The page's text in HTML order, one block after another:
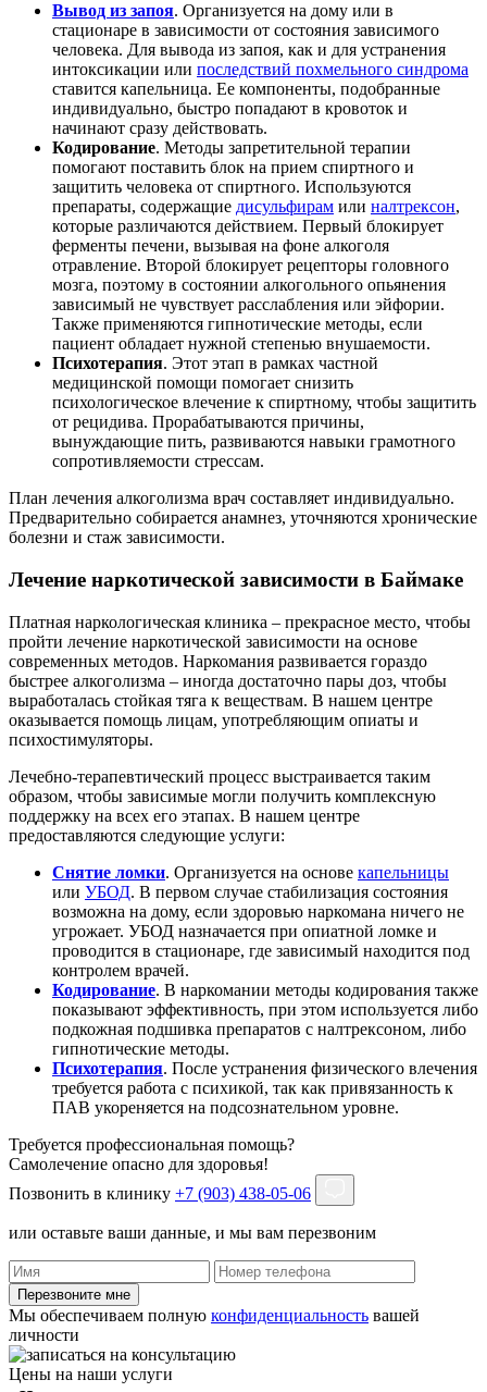
Вывод из запоя. Организуется на дому или в
стационаре в зависимости от состояния зависимого
человека. Для вывода из запоя, как и для устранения
интоксикации или последствий похмельного синдрома
ставится капельница. Ее компоненты, подобранные
индивидуально, быстро попадают в кровоток и
начинают сразу действовать.
Кодирование. Методы запретительной терапии
помогают поставить блок на прием спиртного и
защитить человека от спиртного. Используются
препараты, содержащие дисульфирам или налтрексон,
которые различаются действием. Первый блокирует
ферменты печени, вызывая на фоне алкоголя
отравление. Второй блокирует рецепторы головного
мозга, поэтому в состоянии алкогольного опьянения
зависимый не чувствует расслабления или эйфории.
Также применяются гипнотические методы, если
пациент обладает нужной степенью внушаемости.
Психотерапия. Этот этап в рамках частной
медицинской помощи помогает снизить
психологическое влечение к спиртному, чтобы защитить
от рецидива. Прорабатываются причины,
вынуждающие пить, развиваются навыки грамотного
сопротивляемости стрессам.
План лечения алкоголизма врач составляет индивидуально.
Предварительно собирается анамнез, уточняются хронические
болезни и стаж зависимости.
Лечение наркотической зависимости в Баймаке
Платная наркологическая клиника – прекрасное место, чтобы
пройти лечение наркотической зависимости на основе
современных методов. Наркомания развивается гораздо
быстрее алкоголизма – иногда достаточно пары доз, чтобы
выработалась стойкая тяга к веществам. В нашем центре
оказывается помощь лицам, употребляющим опиаты и
психостимуляторы.
Лечебно-терапевтический процесс выстраивается таким
образом, чтобы зависимые могли получить комплексную
поддержку на всех его этапах. В нашем центре
предоставляются следующие услуги:
Снятие ломки. Организуется на основе капельницы
или УБОД. В первом случае стабилизация состояния
возможна на дому, если здоровью наркомана ничего не
угрожает. УБОД назначается при опиатной ломке и
проводится в стационаре, где зависимый находится под
контролем врачей.
Кодирование. В наркомании методы кодирования также
показывают эффективность, при этом используется либо
подкожная подшивка препаратов с налтрексоном, либо
гипнотические методы.
Психотерапия. После устранения физического влечения
требуется работа с психикой, так как привязанность к
ПАВ укореняется на подсознательном уровне.
Требуется профессиональная помощь?
Самолечение опасно для здоровья!
Позвонить в клинику +7 (903) 438-05-06
или оставьте ваши данные, и мы вам перезвоним
Перезвоните мне
Мы обеспечиваем полную конфиденциальность вашей
личности
Цены на наши услуги